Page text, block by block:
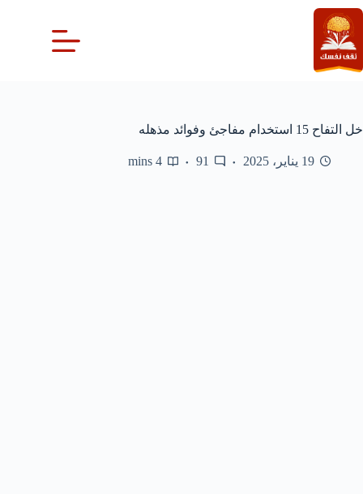
التجاوز
إلى
المحتوى
خل التفاح 15 استخدام مفاجئ وفوائد مذهله
19 يناير، 2025 91
4 mins